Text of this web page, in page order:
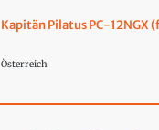
Kapitän Pilatus PC-12NGX
Österreich